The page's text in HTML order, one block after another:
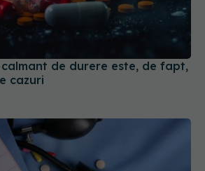
calmant de durere este, de fapt,
cazuri